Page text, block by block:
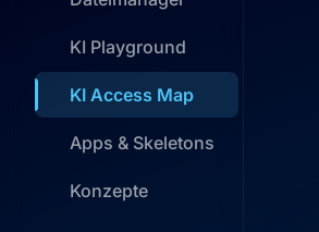
KI Playground
KI Access Map
Apps & Skeletons
Konzepte